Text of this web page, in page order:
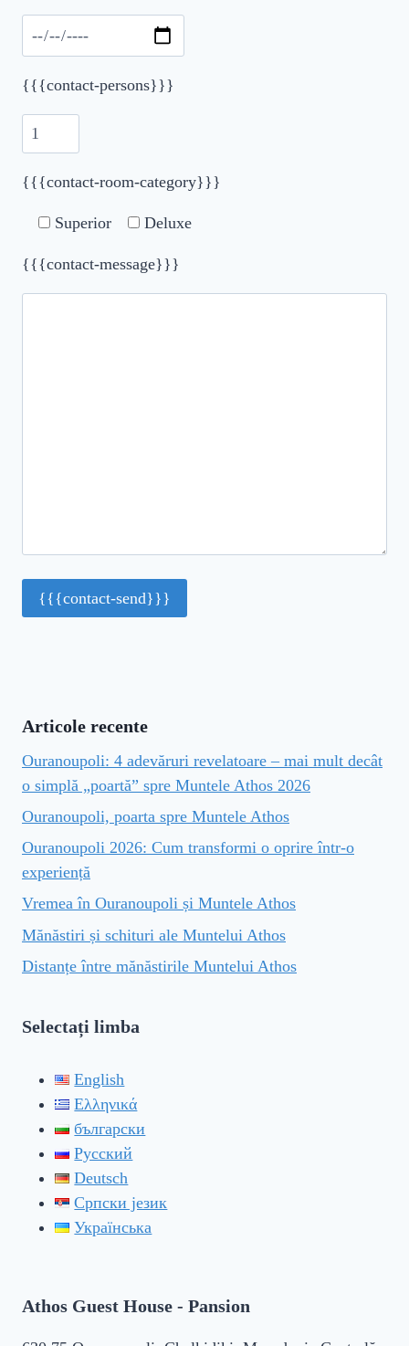
{{{contact-persons}}}
{{{contact-room-category}}}
Superior Deluxe
{{{contact-message}}}
Articole recente
Ouranoupoli: 4 adevăruri revelatoare – mai mult decât
o simplă „poartă” spre Muntele Athos 2026
Ouranoupoli, poarta spre Muntele Athos
Ouranoupoli 2026: Cum transformi o oprire într-o
experiență
Vremea în Ouranoupoli și Muntele Athos
Mănăstiri și schituri ale Muntelui Athos
Distanțe între mănăstirile Muntelui Athos
Selectați limba
English
Ελληνικά
български
Русский
Deutsch
Српски језик
Українська
Athos Guest House - Pansion